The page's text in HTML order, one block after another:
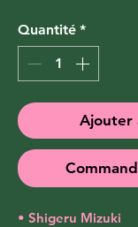
Quantité *
Ajouter
• Shigeru Mizuki